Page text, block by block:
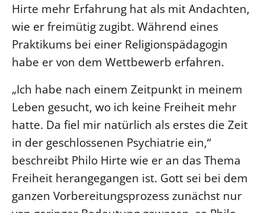
Hirte mehr Erfahrung hat als mit Andachten,
wie er freimütig zugibt. Während eines
Praktikums bei einer Religionspädagogin
habe er von dem Wettbewerb erfahren.
„Ich habe nach einem Zeitpunkt in meinem
Leben gesucht, wo ich keine Freiheit mehr
hatte. Da fiel mir natürlich als erstes die Zeit
in der geschlossenen Psychiatrie ein,“
beschreibt Philo Hirte wie er an das Thema
Freiheit herangegangen ist. Gott sei bei dem
ganzen Vorbereitungsprozess zunächst nur